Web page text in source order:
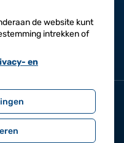
Dossier
bekijken
de website kunt
intrekken of
en